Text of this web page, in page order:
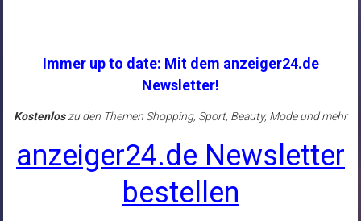
Immer up to date: Mit dem anzeiger24.de
Newsletter!
Kostenloszu den Themen Shopping, Sport, Beauty, Mode und mehr
anzeiger24.de Newsletter
bestellen